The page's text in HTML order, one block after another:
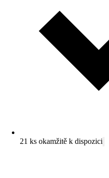
21 ks okamžitě k dispozici